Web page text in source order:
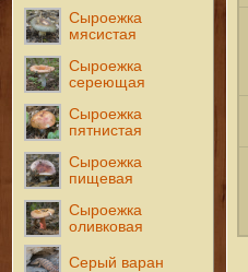
Сыроежка
мясистая
Сыроежка
сереющая
Сыроежка
пятнистая
Сыроежка
пищевая
Сыроежка
оливковая
Серый варан